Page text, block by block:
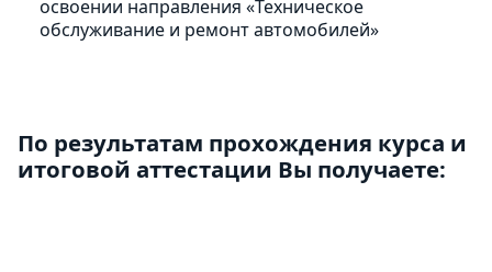
освоении направления «Техническое
обслуживание и ремонт автомобилей»
По результатам прохождения курса и
итоговой аттестации Вы получаете: